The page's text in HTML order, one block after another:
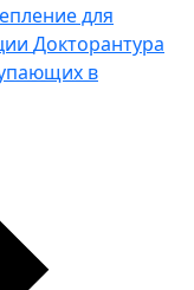
для
Докторантура
в